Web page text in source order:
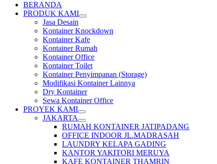
BERANDA
PRODUK KAMI
Jasa Desain
Kontainer Knockdown
Kontainer Kafe
Kontainer Rumah
Kontainer Office
Kontainer Toilet
Kontainer Penyimpanan (Storage)
Modifikasi Kontainer Lainnya
Dry Kontainer
Sewa Kontainer Office
PROYEK KAMI
JAKARTA
RUMAH KONTAINER JATIPADANG
OFFICE INDOOR JL.MADRASAH
LAUNDRY KELAPA GADING
KANTOR YAKITORI MERUYA
KAFE KONTAINER THAMRIN